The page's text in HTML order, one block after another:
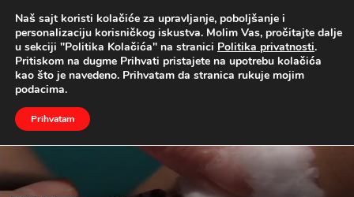
UŽIVO
Naslovna Vesti Zdravstvo
Naš sajt koristi kolačiće za upravljanje, poboljšanje i
personalizaciju korisničkog iskustva. Molim Vas, pročitajte dalje
u sekciji "Politika Kolačića" na stranici Politika privatnosti.
Pritiskom na dugme Prihvati pristajete na upotrebu kolačića
kao što je navedeno. Prihvatam da stranica rukuje mojim
podacima.
Prihvatam